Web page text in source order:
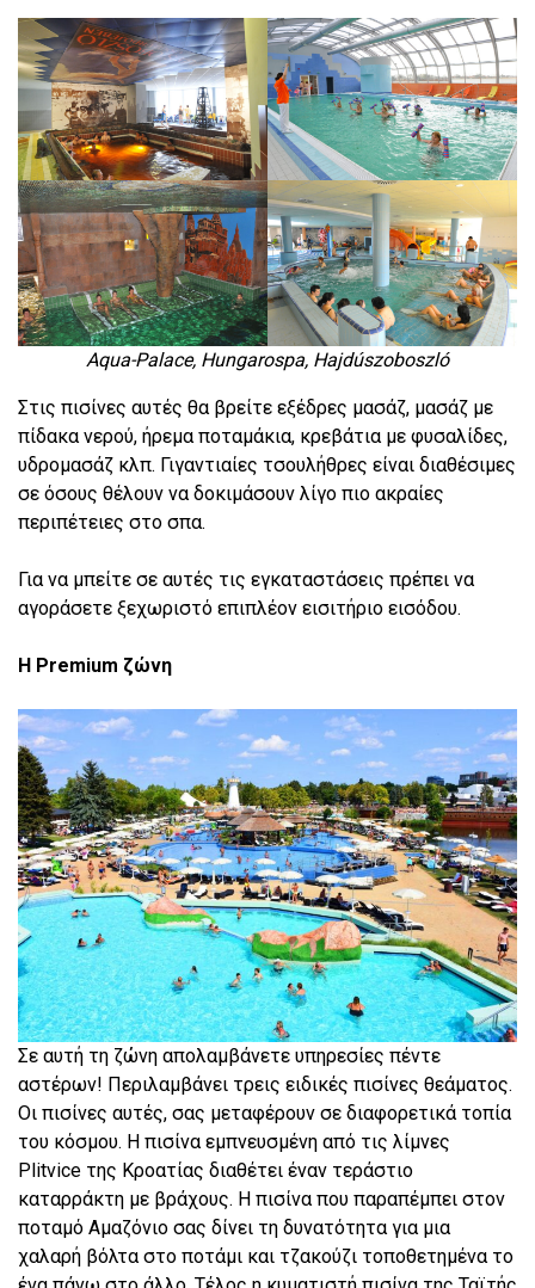
Aqua-Palace, Hungarospa, Hajdúszoboszló
Στις πισίνες αυτές θα βρείτε εξέδρες μασάζ, μασάζ με
πίδακα νερού, ήρεμα ποταμάκια, κρεβάτια με φυσαλίδες,
υδρομασάζ κλπ. Γιγαντιαίες τσουλήθρες είναι διαθέσιμες
σε όσους θέλουν να δοκιμάσουν λίγο πιο ακραίες
περιπέτειες στο σπα.
Για να μπείτε σε αυτές τις εγκαταστάσεις πρέπει να
αγοράσετε ξεχωριστό επιπλέον εισιτήριο εισόδου.
Η Premium ζώνη
Σε αυτή τη ζώνη απολαμβάνετε υπηρεσίες πέντε
αστέρων! Περιλαμβάνει τρεις ειδικές πισίνες θεάματος.
Οι πισίνες αυτές, σας μεταφέρουν σε διαφορετικά τοπία
του κόσμου. Η πισίνα εμπνευσμένη από τις λίμνες
Plitvice της Κροατίας διαθέτει έναν τεράστιο
καταρράκτη με βράχους. Η πισίνα που παραπέμπει στον
ποταμό Αμαζόνιο σας δίνει τη δυνατότητα για μια
χαλαρή βόλτα στο ποτάμι και τζακούζι τοποθετημένα το